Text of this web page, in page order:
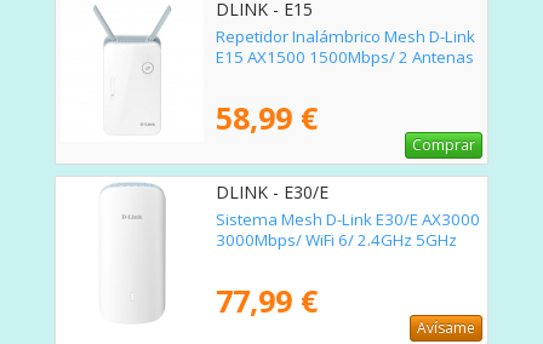
DLINK - E15
Repetidor Inalámbrico Mesh D-Link
E15 AX1500 1500Mbps/ 2 Antenas
58,99 €
Comprar
DLINK - E30/E
Sistema Mesh D-Link E30/E AX3000
3000Mbps/ WiFi 6/ 2.4GHz 5GHz
77,99 €
Avísame